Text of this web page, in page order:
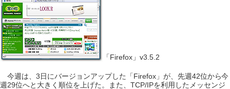
「Firefox」v3.5.2
今週は、3日にバージョンアップした「Firefox」が、先週42位から今
週29位へと大きく順位を上げた。また、TCP/IPを利用したメッセンジ